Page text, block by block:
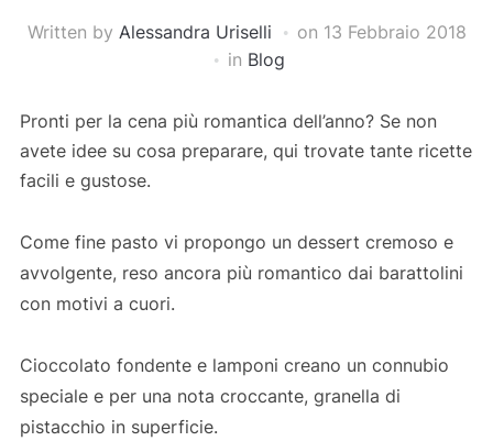
Written by Alessandra Uriselli on 13 Febbraio 2018
in Blog
Pronti per la cena più romantica dell’anno? Se non
avete idee su cosa preparare, qui trovate tante ricette
facili e gustose.
Come fine pasto vi propongo un dessert cremoso e
avvolgente, reso ancora più romantico dai barattolini
con motivi a cuori.
Cioccolato fondente e lamponi creano un connubio
speciale e per una nota croccante, granella di
pistacchio in superficie.